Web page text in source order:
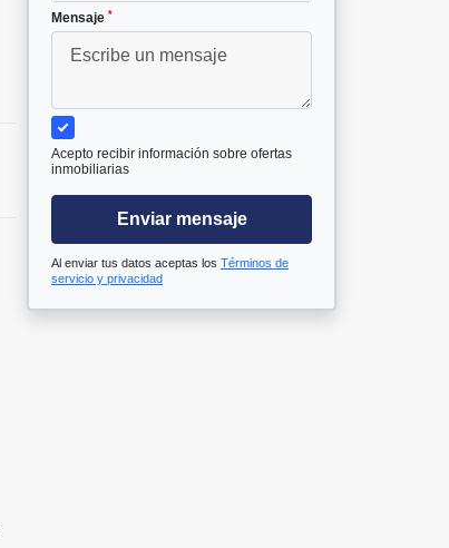
Mensaje *
Acepto recibir información sobre ofertas
inmobiliarias
Enviar mensaje
Al enviar tus datos aceptas los Términos de
servicio y privacidad